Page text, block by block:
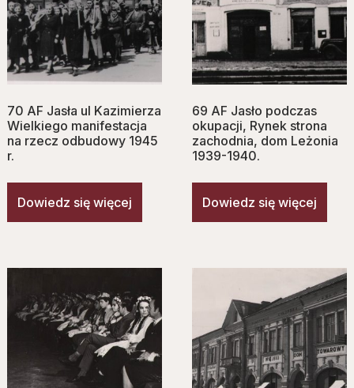
70 AF Jasła ul Kazimierza
Wielkiego manifestacja
na rzecz odbudowy 1945
r.
Dowiedz się więcej
69 AF Jasło podczas
okupacji, Rynek strona
zachodnia, dom Leżonia
1939-1940.
Dowiedz się więcej